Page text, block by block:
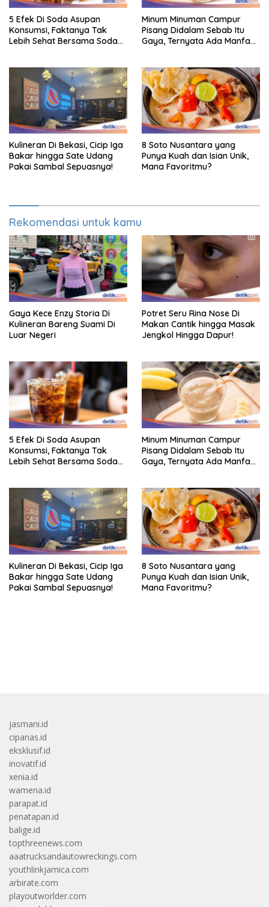
5 Efek Di Soda Asupan
Konsumsi, Faktanya Tak
Lebih Sehat Bersama Soda
Minum Minuman Campur
Pisang Didalam Sebab Itu
Gaya, Ternyata Ada Manfaat
Kulineran Di Bekasi, Cicip Iga
Bakar hingga Sate Udang
Pakai Sambal Sepuasnya!
8 Soto Nusantara yang
Punya Kuah dan Isian Unik,
Mana Favoritmu?
Rekomendasi untuk kamu
Gaya Kece Enzy Storia Di
Kulineran Bareng Suami Di
Luar Negeri
Potret Seru Rina Nose Di
Makan Cantik hingga Masak
Jengkol Hingga Dapur!
5 Efek Di Soda Asupan
Konsumsi, Faktanya Tak
Lebih Sehat Bersama Soda
Minum Minuman Campur
Pisang Didalam Sebab Itu
Gaya, Ternyata Ada Manfaat
Kulineran Di Bekasi, Cicip Iga
Bakar hingga Sate Udang
Pakai Sambal Sepuasnya!
8 Soto Nusantara yang
Punya Kuah dan Isian Unik,
Mana Favoritmu?
jasmani.id
cipanas.id
eksklusif.id
inovatif.id
xenia.id
wamena.id
parapat.id
penatapan.id
balige.id
topthreenews.com
aaatrucksandautowreckings.com
youthlinkjamica.com
arbirate.com
playoutworlder.com